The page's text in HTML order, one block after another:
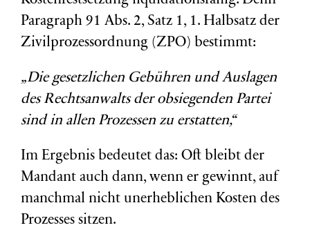
Paragraph 91 Abs. 2, Satz 1, 1. Halbsatz der
Zivilprozessordnung (ZPO) bestimmt:
„Die gesetzlichen Gebühren und Auslagen
des Rechtsanwalts der obsiegenden Partei
sind in allen Prozessen zu erstatten,“
Im Ergebnis bedeutet das: Oft bleibt der
Mandant auch dann, wenn er gewinnt, auf
manchmal nicht unerheblichen Kosten des
Prozesses sitzen.